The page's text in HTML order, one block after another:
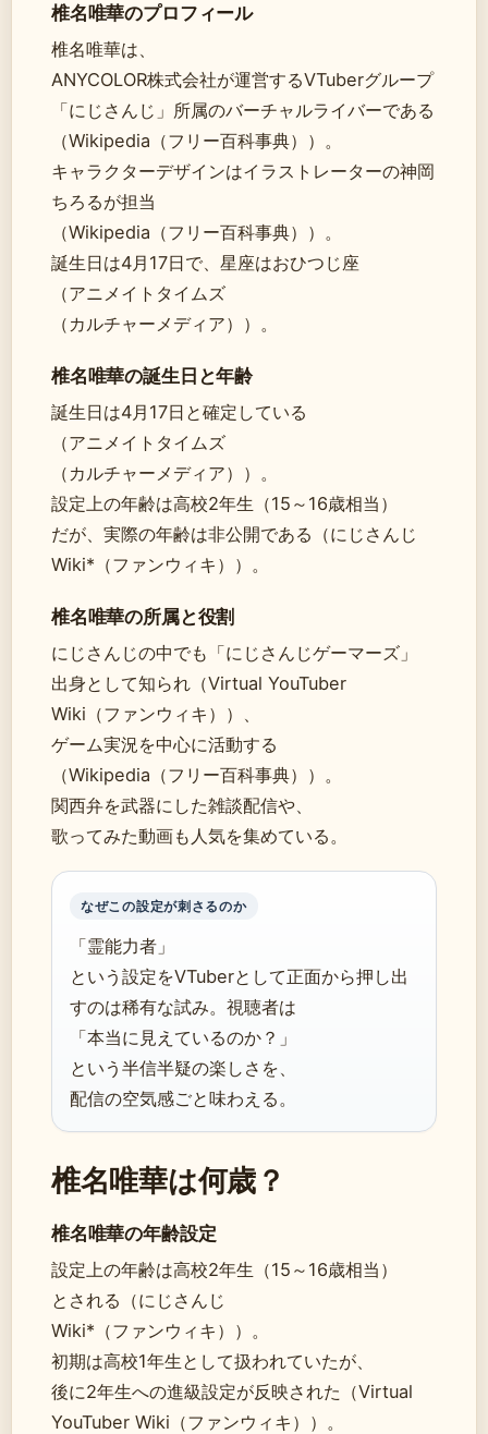
椎名唯華のプロフィール
椎名唯華は、
ANYCOLOR株式会社が運営するVTuberグループ
「にじさんじ」所属のバーチャルライバーである
（Wikipedia（フリー百科事典））。
キャラクターデザインはイラストレーターの神岡
ちろるが担当
（Wikipedia（フリー百科事典））。
誕生日は4月17日で、星座はおひつじ座
（アニメイトタイムズ
（カルチャーメディア））。
椎名唯華の誕生日と年齢
誕生日は4月17日と確定している
（アニメイトタイムズ
（カルチャーメディア））。
設定上の年齢は高校2年生（15～16歳相当）
だが、実際の年齢は非公開である（にじさんじ
Wiki*（ファンウィキ））。
椎名唯華の所属と役割
にじさんじの中でも「にじさんじゲーマーズ」
出身として知られ（Virtual YouTuber
Wiki（ファンウィキ））、
ゲーム実況を中心に活動する
（Wikipedia（フリー百科事典））。
関西弁を武器にした雑談配信や、
歌ってみた動画も人気を集めている。
なぜこの設定が刺さるのか
「霊能力者」
という設定をVTuberとして正面から押し出
すのは稀有な試み。視聴者は
「本当に見えているのか？」
という半信半疑の楽しさを、
配信の空気感ごと味わえる。
椎名唯華は何歳？
椎名唯華の年齢設定
設定上の年齢は高校2年生（15～16歳相当）
とされる（にじさんじ
Wiki*（ファンウィキ））。
初期は高校1年生として扱われていたが、
後に2年生への進級設定が反映された（Virtual
YouTuber Wiki（ファンウィキ））。